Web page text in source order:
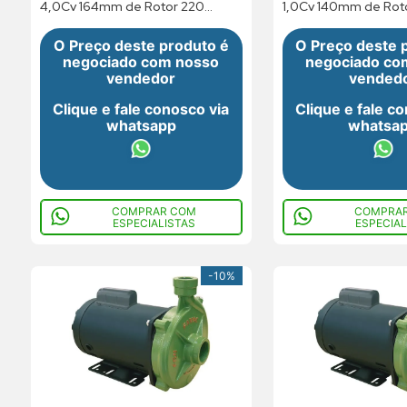
4,0Cv 164mm de Rotor 220
254/440 508V Monofasico
O Preço deste produto é
negociado com nosso
vendedor
Clique e fale conosco via
whatsapp
COMPRAR COM
ESPECIALISTAS
1,0Cv 140mm de
Trifásico
O Preço deste
negociado
Clique e fale
-10%